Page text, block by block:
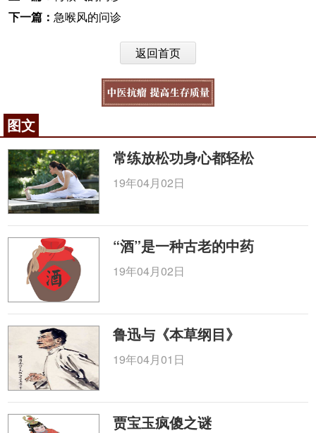
下一篇： 急喉风的问诊
返回首页
图文
常练放松功身心都轻松
19年04月02日
“酒”是一种古老的中药
19年04月02日
鲁迅与《本草纲目》
19年04月01日
贾宝玉疯傻之谜